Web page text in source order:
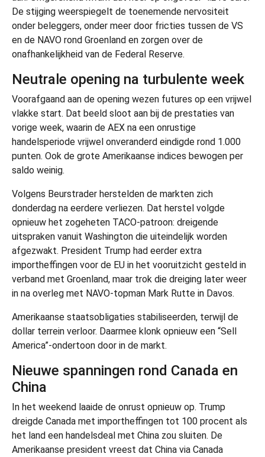
De stijging weerspiegelt de toenemende nervositeit
onder beleggers, onder meer door fricties tussen de VS
en de NAVO rond Groenland en zorgen over de
onafhankelijkheid van de Federal Reserve.
Neutrale opening na turbulente week
Voorafgaand aan de opening wezen futures op een vrijwel
vlakke start. Dat beeld sloot aan bij de prestaties van
vorige week, waarin de AEX na een onrustige
handelsperiode vrijwel onveranderd eindigde rond 1.000
punten. Ook de grote Amerikaanse indices bewogen per
saldo weinig.
Volgens Beurstrader herstelden de markten zich
donderdag na eerdere verliezen. Dat herstel volgde
opnieuw het zogeheten TACO-patroon: dreigende
uitspraken vanuit Washington die uiteindelijk worden
afgezwakt. President Trump had eerder extra
importheffingen voor de EU in het vooruitzicht gesteld in
verband met Groenland, maar trok die dreiging later weer
in na overleg met NAVO-topman Mark Rutte in Davos.
Amerikaanse staatsobligaties stabiliseerden, terwijl de
dollar terrein verloor. Daarmee klonk opnieuw een “Sell
America”-ondertoon door in de markt.
Nieuwe spanningen rond Canada en
China
In het weekend laaide de onrust opnieuw op. Trump
dreigde Canada met importheffingen tot 100 procent als
het land een handelsdeal met China zou sluiten. De
Amerikaanse president vreest dat China via Canada